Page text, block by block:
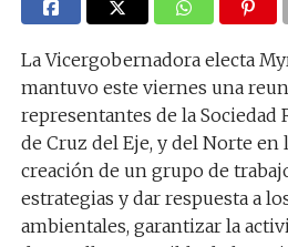
La Vicergobernadora electa
mantuvo este viernes una
representantes de la Sociedad
de Cruz del Eje, y del Norte en
creación de un grupo de
estrategias y dar respuesta a
ambientales, garantizar la